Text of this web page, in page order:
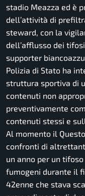
stadio Meazza ed è
dell’attività di
steward, con la
dell’afflusso dei
supporter
Polizia di Stato ha
struttura sportiva di
contenuti non
preventivamente
contenuti stessi e
Al momento il
confronti di
un anno per un
fumogeni durante il
42enne che stava